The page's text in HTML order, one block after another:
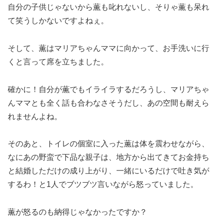
自分の子供じゃないから薫も叱れないし、そりゃ薫も呆れ
て笑うしかないですよねぇ。
そして、薫はマリアちゃんママに向かって、お手洗いに行
くと言って席を立ちました。
確かに！自分が薫でもイライラするだろうし、マリアちゃ
んママとも全く話も合わなさそうだし、あの空間も耐えら
れませんよね。
そのあと、トイレの個室に入った薫は体を震わせながら、
なにあの野蛮で下品な親子は、地方から出てきてお金持ち
と結婚しただけの成り上がり、一緒にいるだけで吐き気が
するわ！と1人でブツブツ言いながら怒っていました。
薫が怒るのも納得じゃなかったですか？